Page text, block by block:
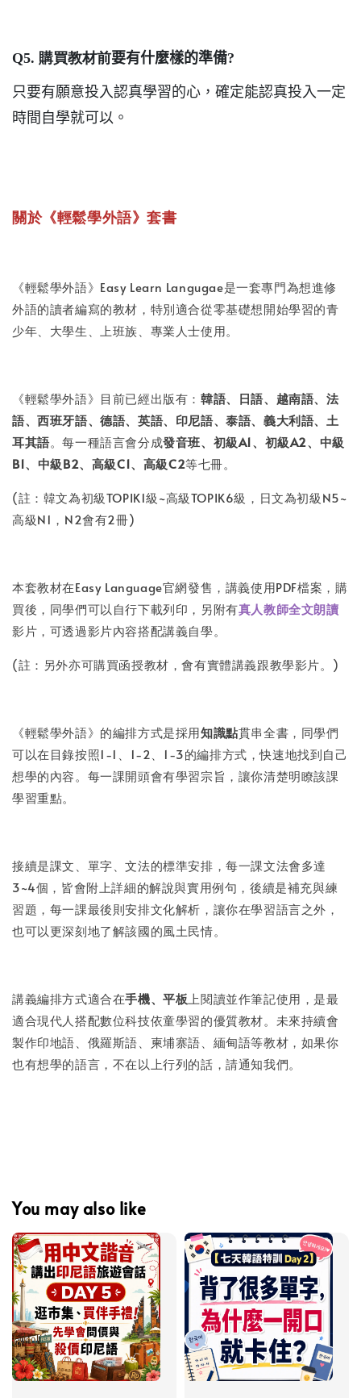
Q5. 購買教材前要有什麼樣的準備?
只要有願意投入認真學習的心，確定能認真投入一定
時間自學就可以。
關於《輕鬆學外語》套書
《輕鬆學外語》Easy Learn Langugae是一套專門為想進修
外語的讀者編寫的教材，特別適合從零基礎想開始學習的青
少年、大學生、上班族、專業人士使用。
《輕鬆學外語》目前已經出版有： 韓語、日語、越南語、法
語、西班牙語、德語、英語、印尼語、泰語、義大利語、土
耳其語。每一種語言會分成發音班、初級A1、初級A2、中級
B1、中級B2、高級C1、高級C2等七冊。
(註：韓文為初級TOPIK1級~高級TOPIK6級，日文為初級N5~
高級N1，N2會有2冊)
本套教材在Easy Language官網發售，講義使用PDF檔案，購
買後，同學們可以自行下載列印，另附有真人教師全文朗讀
影片，可透過影片內容搭配講義自學。
(註：另外亦可購買函授教材，會有實體講義跟教學影片。)
《輕鬆學外語》的編排方式是採用知識點貫串全書，同學們
可以在目錄按照1-1、1-2、1-3的編排方式，快速地找到自己
想學的內容。每一課開頭會有學習宗旨，讓你清楚明瞭該課
學習重點。
接續是課文、單字、文法的標準安排，每一課文法會多達
3~4個，皆會附上詳細的解說與實用例句，後續是補充與練
習題，每一課最後則安排文化解析，讓你在學習語言之外，
也可以更深刻地了解該國的風土民情。
講義編排方式適合在手機、平板 上閱讀並作筆記使用，是最
適合現代人搭配數位科技依童學習的優質教材。未來持續會
製作印地語、俄羅斯語、柬埔寨語、緬甸語等教材，如果你
也有想學的語言，不在以上行列的話，請通知我們。
You may also like